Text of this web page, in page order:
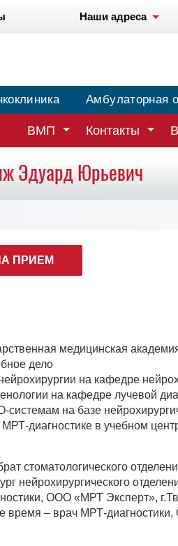
Наши адреса
Амбулаторная
ВМП Контакты
Эдуард Юрьевич
ПРИЕМ
медицинская
дело
на кафедре
на кафедре лучевой
на базе
МРТ-диагностике в учебном
стоматологического
нейрохирургического
ООО «МРТ Эксперт»,
время – врач МРТ-